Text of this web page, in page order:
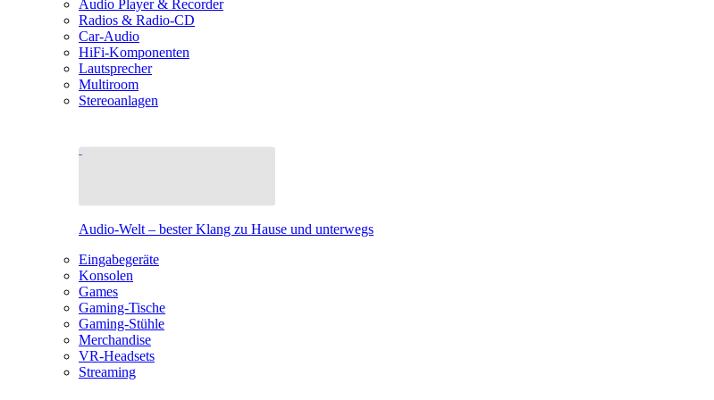
Audio Player & Recorder
Radios & Radio-CD
Car-Audio
HiFi-Komponenten
Lautsprecher
Multiroom
Stereoanlagen
Audio-Welt – bester Klang zu Hause und unterwegs
Eingabegeräte
Konsolen
Games
Gaming-Tische
Gaming-Stühle
Merchandise
VR-Headsets
Streaming